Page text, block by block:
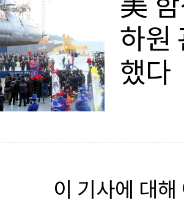
하원
했다
이 기사에 대